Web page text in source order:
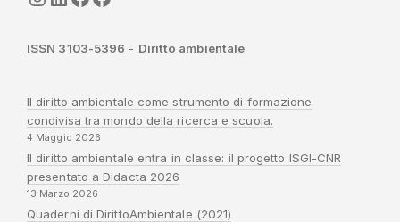
ISSN 3103-5396 - Diritto ambientale
Il diritto ambientale come strumento di formazione
condivisa tra mondo della ricerca e scuola.
4 Maggio 2026
Il diritto ambientale entra in classe: il progetto ISGI-CNR
presentato a Didacta 2026
13 Marzo 2026
Quaderni di DirittoAmbientale (2021)